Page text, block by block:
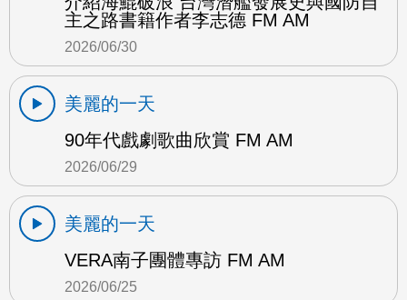
主之路書籍作者李志德 FM AM
2026/06/30
美麗的一天
90年代戲劇歌曲欣賞 FM AM
2026/06/29
美麗的一天
VERA南子團體專訪 FM AM
2026/06/25